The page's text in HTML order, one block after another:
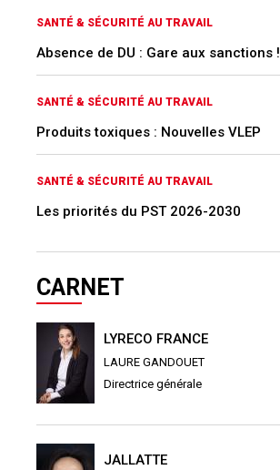
SANTÉ & SÉCURITÉ AU TRAVAIL
Absence de DU : Gare aux sanctions !
SANTÉ & SÉCURITÉ AU TRAVAIL
Produits toxiques : Nouvelles VLEP
SANTÉ & SÉCURITÉ AU TRAVAIL
Les priorités du PST 2026-2030
CARNET
LYRECO FRANCE
LAURE GANDOUET
Directrice générale
JALLATTE